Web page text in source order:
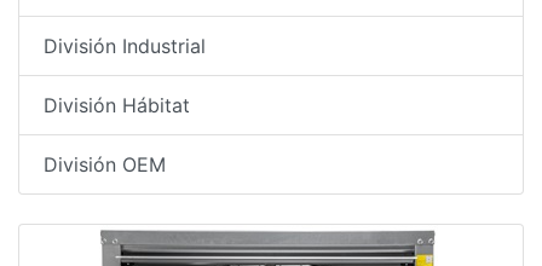
División Industrial
División Hábitat
División OEM